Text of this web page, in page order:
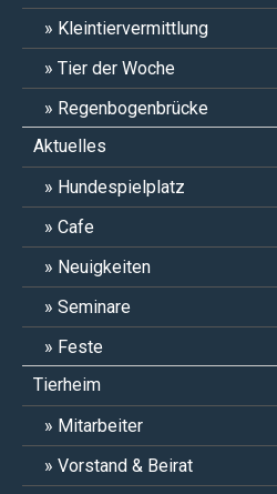
Kleintiervermittlung
Tier der Woche
Regenbogenbrücke
Aktuelles
Hundespielplatz
Cafe
Neuigkeiten
Seminare
Feste
Tierheim
Mitarbeiter
Vorstand & Beirat